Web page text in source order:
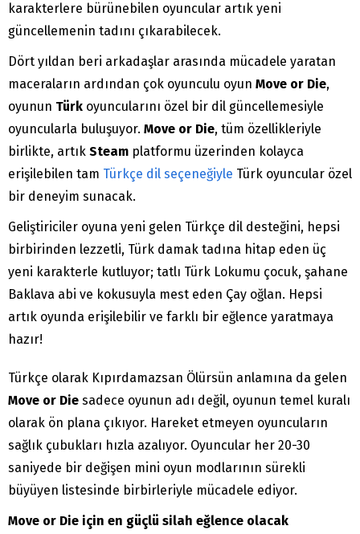
karakterlere bürünebilen oyuncular artık yeni
güncellemenin tadını çıkarabilecek.
Dört yıldan beri arkadaşlar arasında mücadele yaratan
maceraların ardından çok oyunculu oyun Move or Die,
oyunun Türk oyuncularını özel bir dil güncellemesiyle
oyuncularla buluşuyor. Move or Die, tüm özellikleriyle
birlikte, artık Steam platformu üzerinden kolayca
erişilebilen tam Türkçe dil seçeneğiyle Türk oyuncular özel
bir deneyim sunacak.
Geliştiriciler oyuna yeni gelen Türkçe dil desteğini, hepsi
birbirinden lezzetli, Türk damak tadına hitap eden üç
yeni karakterle kutluyor; tatlı Türk Lokumu çocuk, şahane
Baklava abi ve kokusuyla mest eden Çay oğlan. Hepsi
artık oyunda erişilebilir ve farklı bir eğlence yaratmaya
hazır!
Türkçe olarak Kıpırdamazsan Ölürsün anlamına da gelen
Move or Die sadece oyunun adı değil, oyunun temel kuralı
olarak ön plana çıkıyor. Hareket etmeyen oyuncuların
sağlık çubukları hızla azalıyor. Oyuncular her 20-30
saniyede bir değişen mini oyun modlarının sürekli
büyüyen listesinde birbirleriyle mücadele ediyor.
Move or Die için en güçlü silah eğlence olacak